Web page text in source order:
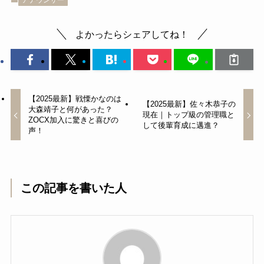
よかったらシェアしてね！
【2025最新】戦慄かなのは
大森靖子と何があった？
ZOCX加入に驚きと喜びの
声！
【2025最新】佐々木恭子の
現在｜トップ級の管理職と
して後輩育成に邁進？
この記事を書いた人